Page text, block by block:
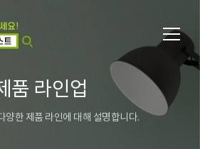
품 라인업
양한 제품 라인에 대해 설명합니다.